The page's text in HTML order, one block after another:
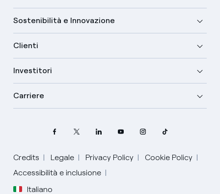
Sostenibilità e Innovazione
Clienti
Investitori
Carriere
Credits Legale Privacy Policy
Cookie Policy
Accessibilità e inclusione
Italiano